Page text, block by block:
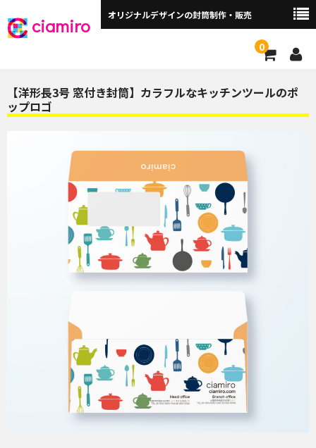
ciamiro オリジナルデザインの封筒制作・販売
0
封筒サイズから探す ▼
角2封筒（240×332mm）
角2窓付（240×332mm）
長3封筒（120×235mm）
長3窓付（120×235mm）
洋長3封筒 （235×120mm）
洋長3窓付（235×120mm）
長4（90×205mm）
洋2（162×114mm）
再注文（増刷）
チャミロ封筒について
【洋形長3号 窓付き封筒】カラフルなキッチンツールのポ
ップロゴ